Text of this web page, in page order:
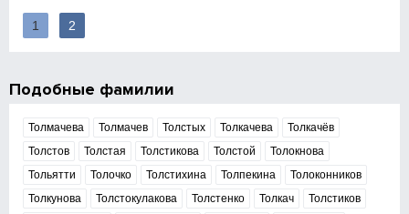
1 2
Подобные фамилии
Толмачева Толмачев Толстых Толкачева
Толкачёв
Толстов
Толстая Толстикова Толстой
Толокнова
Тольятти
Толочко Толстихина Толпекина
Толоконников
Толкунова
Толстокулакова Толстенко Толкач
Толстиков